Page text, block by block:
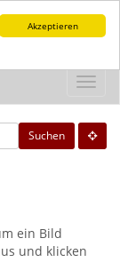
Akzeptieren
Suchen
ein Bild
und klicken